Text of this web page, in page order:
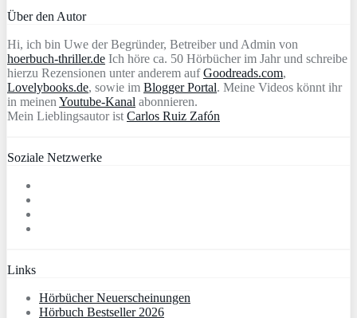
Über den Autor
Hi, ich bin Uwe der Begründer, Betreiber und Admin von
hoerbuch-thriller.de Ich höre ca. 50 Hörbücher im Jahr und schreibe
hierzu Rezensionen unter anderem aufGoodreads.com,
Lovelybooks.de, sowie im Blogger Portal. Meine Videos könnt ihr
in meinen Youtube-Kanal abonnieren.
Mein Lieblingsautor ist Carlos Ruiz Zafón
Soziale Netzwerke
Links
Hörbücher Neuerscheinungen
Hörbuch Bestseller 2026